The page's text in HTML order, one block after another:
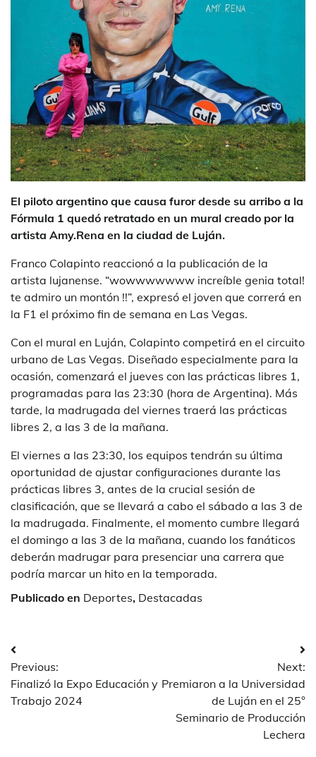
El piloto argentino que causa furor desde su arribo a la
Fórmula 1 quedó retratado en un mural creado por la
artista Amy.Rena en la ciudad de Luján.
Franco Colapinto reaccionó a la publicación de la
artista lujanense. “wowwwwwww increíble genia total!
te admiro un montón !!”, expresó el joven que correrá en
la F1 el próximo fin de semana en Las Vegas.
Con el mural en Luján, Colapinto competirá en el circuito
urbano de Las Vegas. Diseñado especialmente para la
ocasión, comenzará el jueves con las prácticas libres 1,
programadas para las 23:30 (hora de Argentina). Más
tarde, la madrugada del viernes traerá las prácticas
libres 2, a las 3 de la mañana.
El viernes a las 23:30, los equipos tendrán su última
oportunidad de ajustar configuraciones durante las
prácticas libres 3, antes de la crucial sesión de
clasificación, que se llevará a cabo el sábado a las 3 de
la madrugada. Finalmente, el momento cumbre llegará
el domingo a las 3 de la mañana, cuando los fanáticos
deberán madrugar para presenciar una carrera que
podría marcar un hito en la temporada.
Publicado en Deportes, Destacadas
Navegación
de
entradas
Previous:
Finalizó la Expo Educación y
Trabajo 2024
Next:
Premiaron a la Universidad
de Luján en el 25°
Seminario de Producción
Lechera